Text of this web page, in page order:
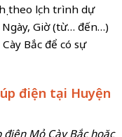
theo lịch trình dự
Giờ (từ… đến…)
Bắc để có sự
điện tại Huyện
Mỏ Cày Bắc hoặc